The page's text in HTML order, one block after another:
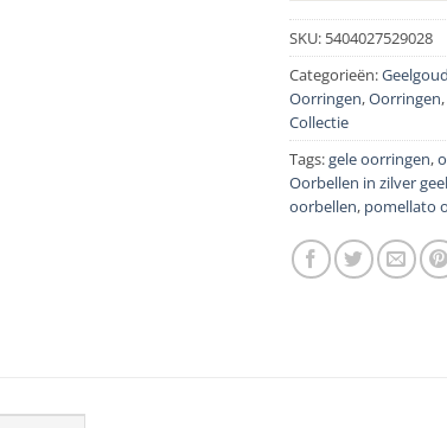
SKU: 5404027529028
Categorieën:
Oorringen,Oorringen,
Collectie
Tags:gele oorringen,
Oorbellen in zilver
oorbellen, pomellato